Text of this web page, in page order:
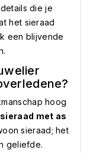
die je
het sieraad
een blijvende
hoog
sieraad met as
sieraad; het
geliefde.